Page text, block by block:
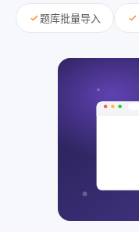
题库批量导入